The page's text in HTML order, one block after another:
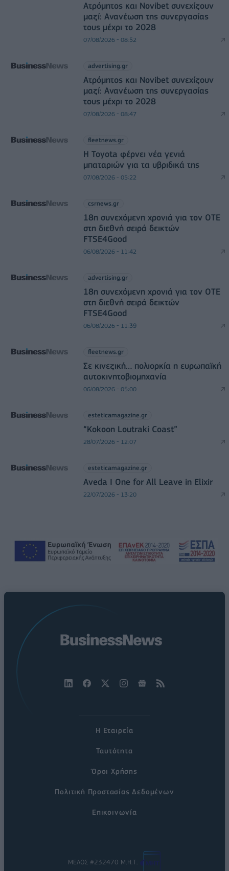
Ατρόμητος και Novibet συνεχίζουν
μαζί: Ανανέωση της συνεργασίας
τους μέχρι το 2028
07/08/2026 - 08:52
advertising.gr
Ατρόμητος και Novibet συνεχίζουν
μαζί: Ανανέωση της συνεργασίας
τους μέχρι το 2028
07/08/2026 - 08:47
fleetnews.gr
Η Toyota φέρνει νέα γενιά
μπαταριών για τα υβριδικά της
07/08/2026 - 05:22
csrnews.gr
18η συνεχόμενη χρονιά για τον ΟΤΕ
στη διεθνή σειρά δεικτών
FTSE4Good
06/08/2026 - 11:42
advertising.gr
18η συνεχόμενη χρονιά για τον ΟΤΕ
στη διεθνή σειρά δεικτών
FTSE4Good
06/08/2026 - 11:39
fleetnews.gr
Σε κινεζική… πολιορκία η ευρωπαϊκή
αυτοκινητοβιομηχανία
06/08/2026 - 05:00
esteticamagazine.gr
“Kokoon Loutraki Coast”
28/07/2026 - 12:07
esteticamagazine.gr
Aveda I One for All Leave in Elixir
22/07/2026 - 13:20
Η Εταιρεία
Ταυτότητα
Όροι Χρήσης
Πολιτική Προστασίας Δεδομένων
Επικοινωνία
ΜΕΛΟΣ #232470 Μ.Η.Τ.